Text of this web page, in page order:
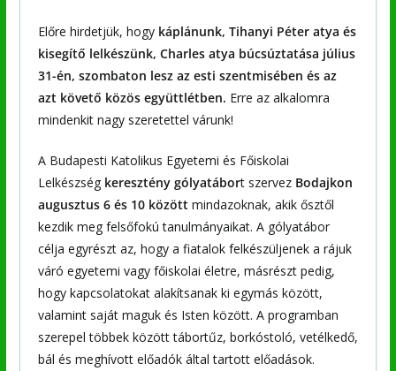
Előre hirdetjük, hogy káplánunk, Tihanyi Péter atya és
kisegítő lelkészünk, Charles atya búcsúztatása július
31-én, szombaton lesz az esti szentmisében és az
azt követő közös együttlétben. Erre az alkalomra
mindenkit nagy szeretettel várunk!
A Budapesti Katolikus Egyetemi és Főiskolai
Lelkészség keresztény gólyatábort szervez Bodajkon
augusztus 6 és 10 között mindazoknak, akik ősztől
kezdik meg felsőfokú tanulmányaikat. A gólyatábor
célja egyrészt az, hogy a fiatalok felkészüljenek a rájuk
váró egyetemi vagy főiskolai életre, másrészt pedig,
hogy kapcsolatokat alakítsanak ki egymás között,
valamint saját maguk és Isten között. A programban
szerepel többek között tábortűz, borkóstoló, vetélkedő,
bál és meghívott előadók által tartott előadások.